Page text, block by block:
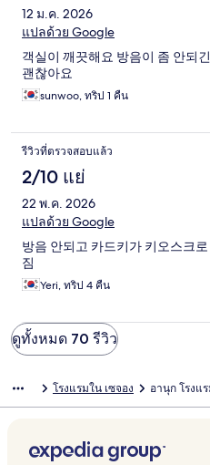
12 ม.ค. 2026
แปลด้วย Google
객실이 깨끗해요 방음이 좀 안되
괜찮아요
sunwoo, ทริป 1 คืน
รีวิวที่ตรวจสอบแล้ว
2/10 แย่
22 พ.ค. 2026
แปลด้วย Google
방음 안되고 카드키가 키오스크
짐
Yeri, ทริป 4 คืน
ดูทั้งหมด 70 รีวิว
โรงแรมใน เซจอง อานุก โรงแ